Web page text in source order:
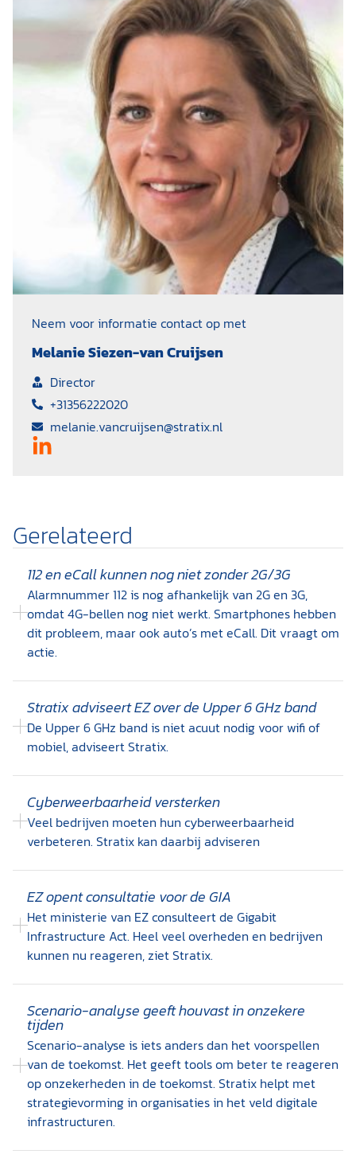
Neem voor informatie contact op met
Melanie Siezen-van Cruijsen
Director
+31356222020
melanie.vancruijsen@stratix.nl
Gerelateerd
112 en eCall kunnen nog niet zonder 2G/3G
Alarmnummer 112 is nog afhankelijk van 2G en 3G,
omdat 4G-bellen nog niet werkt. Smartphones hebben
dit probleem, maar ook auto’s met eCall. Dit vraagt om
actie.
Stratix adviseert EZ over de Upper 6 GHz band
De Upper 6 GHz band is niet acuut nodig voor wifi of
mobiel, adviseert Stratix.
Cyberweerbaarheid versterken
Veel bedrijven moeten hun cyberweerbaarheid
verbeteren. Stratix kan daarbij adviseren
EZ opent consultatie voor de GIA
Het ministerie van EZ consulteert de Gigabit
Infrastructure Act. Heel veel overheden en bedrijven
kunnen nu reageren, ziet Stratix.
Scenario-analyse geeft houvast in onzekere
tijden
Scenario-analyse is iets anders dan het voorspellen
van de toekomst. Het geeft tools om beter te reageren
op onzekerheden in de toekomst. Stratix helpt met
strategievorming in organisaties in het veld digitale
infrastructuren.